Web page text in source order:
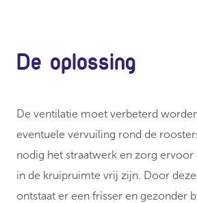
De oplossing
De ventilatie moet verbeterd
eventuele vervuiling rond de
nodig het straatwerk en zorg ervoor
in de kruipruimte vrij zijn. Door deze
ontstaat er een frisser en gezonder